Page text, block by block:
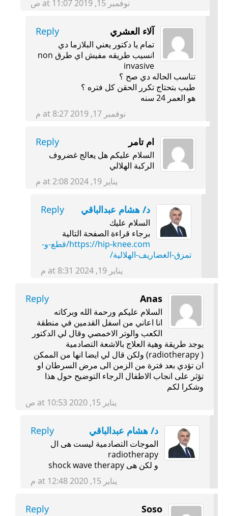
نوفمبر 15, 2019 at 11:07 ص
آلاء العشري Reply
تمام يا دكتور يعني البلازما دي
انسيب طريقه مفيش اي طرق non
invasive
تناسب الحاله دي صح ؟
طيب بتحتاج تكرر الحقن كل فتره ؟
هو العمر 24 سنه
نوفمبر 17, 2019 at 8:27 م
ام تامر Reply
السلام عليكم هل يعالج غضروف
الركبة الهلالي
يناير 19, 2024 at 2:08 م
د/ هشام عبدالباقي Reply
السلام عليك
برجاء قراءة الصفحة التالية
https://hip-knee.com/قطع-و-
تمزق-الغضاريف-الهلالية/
يناير 19, 2024 at 8:31 م
Anas
Reply
السلام عليكم ورحمة الله وبركاته
انا اعاني من اسفل القدمين في منطقة
الكعب والوتر الاخمصي وقال لي الدكتور
يوجد طريقة وهية العلاج بالاشعة التصادمية
( radiotherapy) ولكن قال لي ايضا انها من الممكن
ان تؤدي بعد فترة من الزمن الى مرض السرطان او
تؤثر على انجاب الاطفال الرجاء التوضيح حول هذا
وشكرا لكم
يناير 15, 2020 at 10:53 ص
د/ هشام عبدالباقي Reply
الموجات التصادمية ليست هى ال
radiotherapy
و لكن هى shock wave therapy
يناير 15, 2020 at 12:48 م
Soso
Reply